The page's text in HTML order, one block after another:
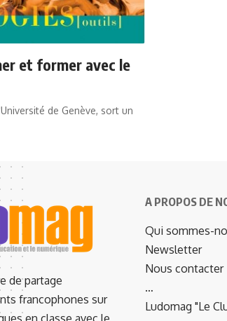
et former avec le
de Genève, sort un
de partage
francophones sur
en classe avec le
A PROPOS DE
Qui sommes-
Newsletter
Nous contacter
…
Ludomag "Le